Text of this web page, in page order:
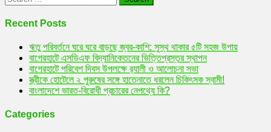
for:
Recent Posts
ঋতু পরিবর্তনে ঘরে ঘরে বাড়ছে জ্বর-কাশি: সুস্থ থাকার ৫টি সহজ উপায়
বাগেরহাটে এসডিএফ বিদ্যানিকেতনের ভিত্তিপ্রস্তর স্থাপন
বাগেরহাটে পরিবেশ দিবস উপলক্ষে র‌্যালী ও আলোচনা সভা
স্ত্রীকে হোটেলে ২ পুরুষের সঙ্গে হাতেনাতে ধরলেন চিকিৎসক স্বামী!
বাংলাদেশে ভারত-বিরোধী প্রচারের নেপথ্যে কি?
Categories